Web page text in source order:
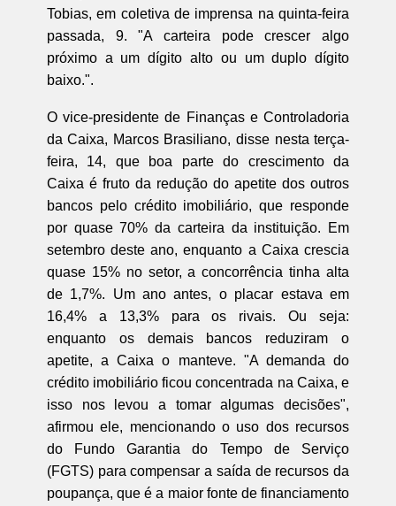
Tobias, em coletiva de imprensa na quinta-feira
passada, 9. "A carteira pode crescer algo
próximo a um dígito alto ou um duplo dígito
baixo.".
O vice-presidente de Finanças e Controladoria
da Caixa, Marcos Brasiliano, disse nesta terça-
feira, 14, que boa parte do crescimento da
Caixa é fruto da redução do apetite dos outros
bancos pelo crédito imobiliário, que responde
por quase 70% da carteira da instituição. Em
setembro deste ano, enquanto a Caixa crescia
quase 15% no setor, a concorrência tinha alta
de 1,7%. Um ano antes, o placar estava em
16,4% a 13,3% para os rivais. Ou seja:
enquanto os demais bancos reduziram o
apetite, a Caixa o manteve. "A demanda do
crédito imobiliário ficou concentrada na Caixa, e
isso nos levou a tomar algumas decisões",
afirmou ele, mencionando o uso dos recursos
do Fundo Garantia do Tempo de Serviço
(FGTS) para compensar a saída de recursos da
poupança, que é a maior fonte de financiamento